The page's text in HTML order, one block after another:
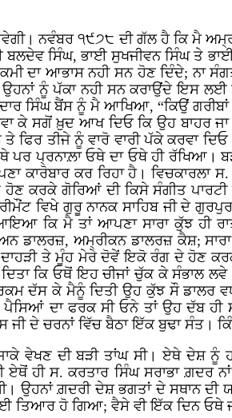
ਨਵੰਬਰ ੧੯੭੮ ਦੀ ਗੱਲ ਹੈ ਕਿ ਮੈ
ਸਿੰਘ, ਭਾਈ ਸੁਖਜੀਵਨ ਸਿੰਘ ਤੇ
ਦਾ ਆਭਾਸ ਨਹੀ ਸਨ ਹੋਣ ਦਿੰਦੇ; ਨਾ
ਨੂੰ ਪੱਕਾ ਨਹੀ ਸਨ ਕਰਾਉਂਦੇ ਇਸ
ਸਿੰਘ ਬੈਂਸ ਨੂੰ ਮੈ ਆਖਿਆ, “ਕਿਉਂ
ਕੇ ਸਗੋਂ ਖ਼ੁਦ ਆਖ ਦਿਓ ਕਿ ਉਹ ਬਾਹਰ
ਤੀਜੇ ਨੂੰ ਵਾਰੋ ਵਾਰੀ ਪੱਕੇ ਕਰਵਾ ਦਿਓ।
ਪਰ ਪ੍ਰਨਾਲ਼ਾ ਓਥੇ ਦਾ ਓਥੇ ਹੀ ਰੱਖਿਆ।
ਕਾਰੋਬਾਰ ਕਰ ਰਿਹਾ ਹੈ। ਵਿਚਕਾਰਲਾ
ਕਰਕੇ ਗੋਰਿਆਂ ਦੀ ਕਿਸੇ ਸੰਗੀਤ
ਵਿਖੇ ਗੁਰੂ ਨਾਨਕ ਸਾਹਿਬ ਜੀ ਦੇ
ਕਿ ਮੈ ਤਾਂ ਆਪਣਾ ਸਾਰਾ ਕੁੱਝ ਹੀ
ਡਾਲਰਜ਼, ਅਮ੍ਰੀਕਨ ਡਾਲਰਜ਼ ਕੈਸ਼;
ਤੇ ਮੂੰਹ ਮੇਰੇ ਦੋਵੇਂ ਇਕੋ ਰੰਗ ਦੇ ਹੋਣ ਕਰਕੇ
ਕਿ ਓਥੋਂ ਇਹ ਚੀਜਾਂ ਚੁੱਕ ਕੇ ਸੰਭਾਲ
ਦੱਸ ਕੇ ਮੈਨੂੰ ਦਿਤੀ ਉਹ ਕੁੱਝ ਸੌ ਡਾਲਰ
ਦਾ ਫਰਕ ਸੀ ਓਨੇ ਤਾਂ ਉਹ ਦੱਬ ਹੀ
ਜੀ ਦੇ ਚਰਨਾਂ ਵਿੱਚ ਬੈਠਾ ਇੱਕ ਬੁਢਾ ਸੰਤ।
ਵੇਖਣ ਦੀ ਬੜੀ ਤਾਂਘ ਸੀ। ਏਥੇ
ਹੀ ਸ. ਕਰਤਾਰ ਸਿੰਘ ਸਰਾਭਾ ਗ਼ਦਰ
ਉਹਨਾਂ ਗ਼ਦਰੀ ਦੇਸ਼ ਭਗਤਾਂ ਦੇ ਸਥਾਨ ਦੀ
ਹੋ ਗਿਆ; ਵੈਸੇ ਵੀ ਇੱਕ ਦਿਨ ਓਥੇ